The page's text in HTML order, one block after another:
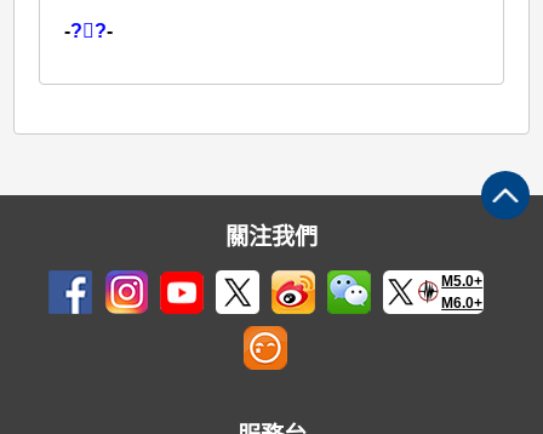
-??-
關注我們
M5.0+
M6.0+